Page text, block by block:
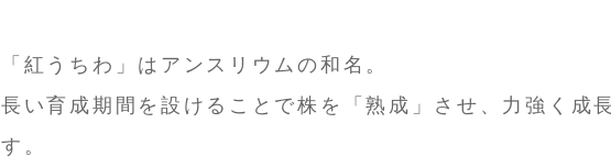
「紅うちわ」はアンスリウムの和名。
長い育成期間を設けることで株を「熟成」させ、力強く成
す。